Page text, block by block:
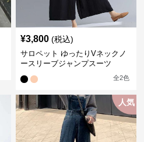
¥3,800 (税込)
サロペット ゆったりVネックノ
ースリーブジャンプスーツ
全2色
人気